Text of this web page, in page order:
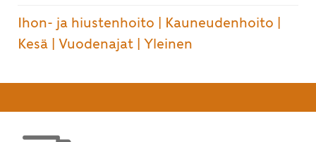
Ihon- ja hiustenhoito Kauneudenhoito
Kesä
Vuodenajat Yleinen